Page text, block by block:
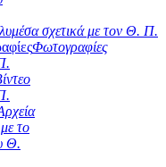
σχετικά με τον Θ. Π.
Φωτογραφίες
το
Θ.